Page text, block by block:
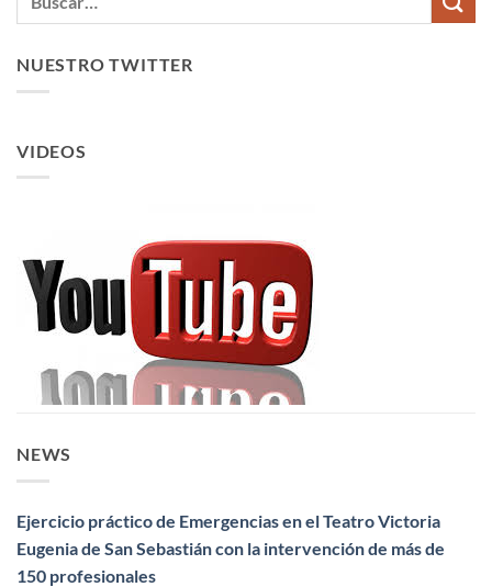
NUESTRO TWITTER
VIDEOS
NEWS
Ejercicio práctico de Emergencias en el Teatro Victoria
Eugenia de San Sebastián con la intervención de más de
150 profesionales